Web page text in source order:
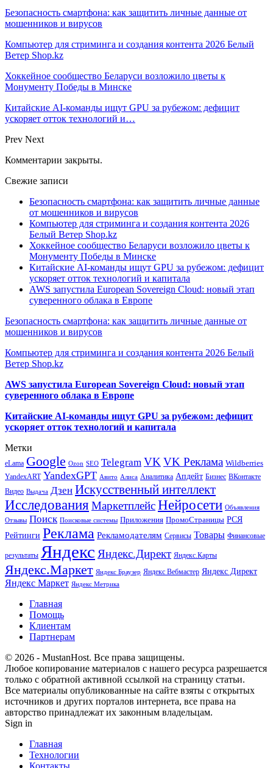
Безопасность смартфона: как защитить личные данные от
мошенников и вирусов
Компьютер для стриминга и создания контента 2026 Белый
Ветер Shop.kz
Хоккейное сообщество Беларуси возложило цветы к
Монументу Победы в Минске
Китайские AI-команды ищут GPU за рубежом: дефицит
ускоряет отток технологий и…
Prev Next
Комментарии закрыты.
Свежие записи
Безопасность смартфона: как защитить личные данные
от мошенников и вирусов
Компьютер для стриминга и создания контента 2026
Белый Ветер Shop.kz
Хоккейное сообщество Беларуси возложило цветы к
Монументу Победы в Минске
Китайские AI-команды ищут GPU за рубежом: дефицит
ускоряет отток технологий и капитала
AWS запустила European Sovereign Cloud: новый этап
суверенного облака в Европе
Безопасность смартфона: как защитить личные данные от
мошенников и вирусов
Компьютер для стриминга и создания контента 2026 Белый
Ветер Shop.kz
AWS запустила European Sovereign Cloud: новый этап
суверенного облака в Европе
Китайские AI-команды ищут GPU за рубежом: дефицит
ускоряет отток технологий и капитала
Метки
eLama Google Ozon SEO Telegram VK VK Реклама Wildberries
YandexART YandexGPT Авито Алиса Аналитика Апдейт Бизнес ВКонтакте
Видео Выдача Дзен Искусственный интеллект
Исследования МаркетплейсНейросети Объявления
Отзывы Поиск Поисковые системы Приложения ПромоСтраницы РСЯ
Рейтинги Реклама Рекламодателям Сервисы Товары Финансовые
результаты Яндекс Яндекс.Директ Яндекс.Карты
Яндекс.Маркет Яндекс Браузер Яндекс Вебмастер Яндекс Директ
Яндекс Маркет Яндекс Метрика
Главная
Помощь
Клиентам
Партнерам
© 2026 - MustanHost. Все права защищены.
Любое копирование материалов с нашего ресурса разрешается
только с обратной активной ссылкой на страницу статьи.
Все материалы опубликованные на сайте взяты с открытых
источников и других порталов интернета, все права на
авторство принадлежат их законным владельцам.
Sign in
Главная
Технологии
Контакты